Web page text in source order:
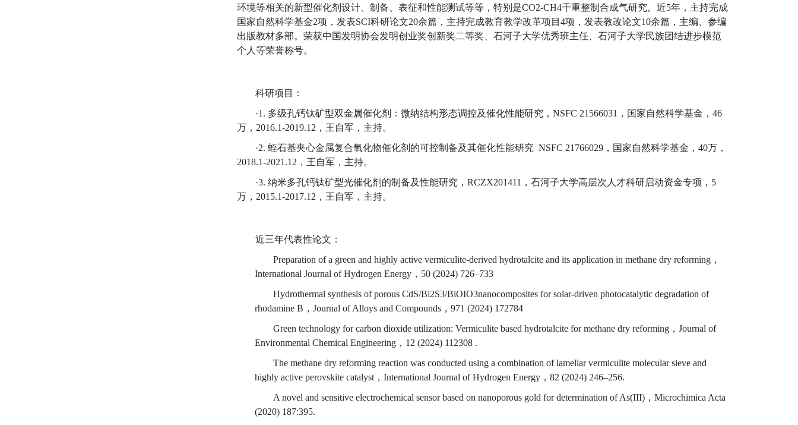
环境等相关的新型催化剂设计、制备、表征和性能测试等等，特别是CO2-CH4干重整制合成气研究。近5年，主持完成
国家自然科学基金2项，发表SCI科研论文20余篇，主持完成教育教学改革项目4项，发表教改论文10余篇，主编、参编
出版教材多部。荣获中国发明协会发明创业奖创新奖二等奖、石河子大学优秀班主任、石河子大学民族团结进步模范
个人等荣誉称号。
科研项目：
·1. 多级孔钙钛矿型双金属催化剂：微纳结构形态调控及催化性能研究，NSFC 21566031，国家自然科学基金，46
万，2016.1-2019.12，王自军，主持。
·2. 蛭石基夹心金属复合氧化物催化剂的可控制备及其催化性能研究 NSFC 21766029，国家自然科学基金，40万，
2018.1-2021.12，王自军，主持。
·3. 纳米多孔钙钛矿型光催化剂的制备及性能研究，RCZX201411，石河子大学高层次人才科研启动资金专项，5
万，2015.1-2017.12，王自军，主持。
近三年代表性论文：
Preparation of a green and highly active vermiculite-derived hydrotalcite and its application in methane dry reforming，
International Journal of Hydrogen Energy，50 (2024) 726–733
Hydrothermal synthesis of porous CdS/Bi2S3/BiOIO3nanocomposites for solar-driven photocatalytic degradation of
rhodamine B，Journal of Alloys and Compounds，971 (2024) 172784
Green technology for carbon dioxide utilization: Vermiculite based hydrotalcite for methane dry reforming，Journal of
Environmental Chemical Engineering，12 (2024) 112308 .
The methane dry reforming reaction was conducted using a combination of lamellar vermiculite molecular sieve and
highly active perovskite catalyst，International Journal of Hydrogen Energy，82 (2024) 246–256.
A novel and sensitive electrochemical sensor based on nanoporous gold for determination of As(III)，Microchimica Acta
(2020) 187:395.